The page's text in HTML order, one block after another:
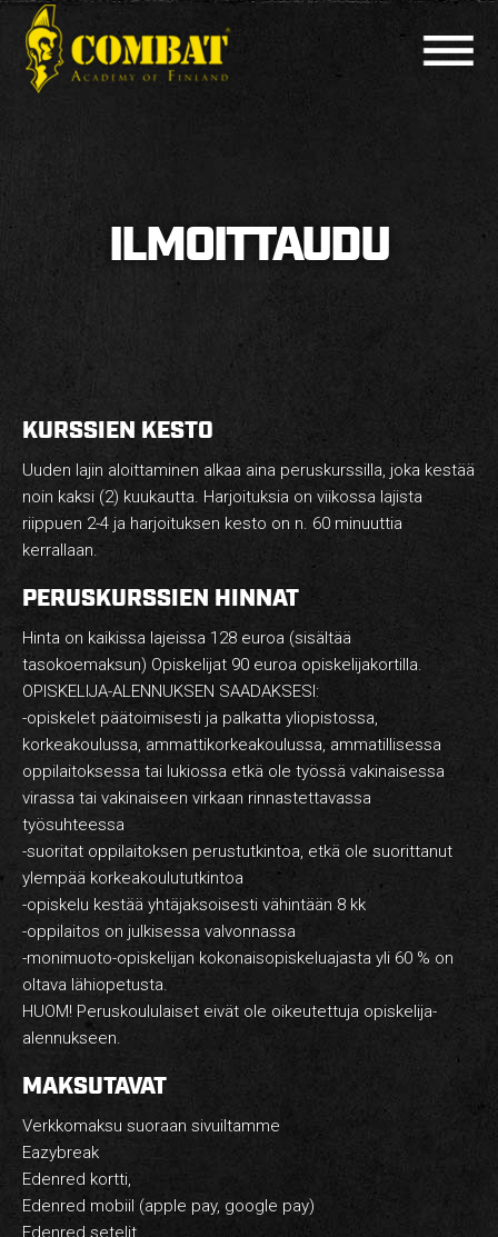
AJANKOHTAISTA
LAJIT
HARJOITUSAJAT
HARJOITUSMAKSUT
YRITYSKURSSIT – YKSITYISTUNNIT
VERKKOKAUPPA
REKRY
YHTEYSTIEDOT
FI EN
ILMOITTAUDU
KURSSIEN KESTO
Uuden lajin aloittaminen alkaa aina peruskurssilla, joka kestää
noin kaksi (2) kuukautta. Harjoituksia on viikossa lajista
riippuen 2-4 ja harjoituksen kesto on n. 60 minuuttia
kerrallaan.
PERUSKURSSIEN HINNAT
Hinta on kaikissa lajeissa 128 euroa (sisältää
tasokoemaksun) Opiskelijat 90 euroa opiskelijakortilla.
OPISKELIJA-ALENNUKSEN SAADAKSESI:
-opiskelet päätoimisesti ja palkatta yliopistossa,
korkeakoulussa, ammattikorkeakoulussa, ammatillisessa
oppilaitoksessa tai lukiossa etkä ole työssä vakinaisessa
virassa tai vakinaiseen virkaan rinnastettavassa
työsuhteessa
-suoritat oppilaitoksen perustutkintoa, etkä ole suorittanut
ylempää korkeakoulututkintoa
-opiskelu kestää yhtäjaksoisesti vähintään 8 kk
-oppilaitos on julkisessa valvonnassa
-monimuoto-opiskelijan kokonaisopiskeluajasta yli 60 % on
oltava lähiopetusta.
HUOM! Peruskoululaiset eivät ole oikeutettuja opiskelija-
alennukseen.
MAKSUTAVAT
Verkkomaksu suoraan sivuiltamme
Eazybreak
Edenred kortti,
Edenred mobiil (apple pay, google pay)
Edenred setelit